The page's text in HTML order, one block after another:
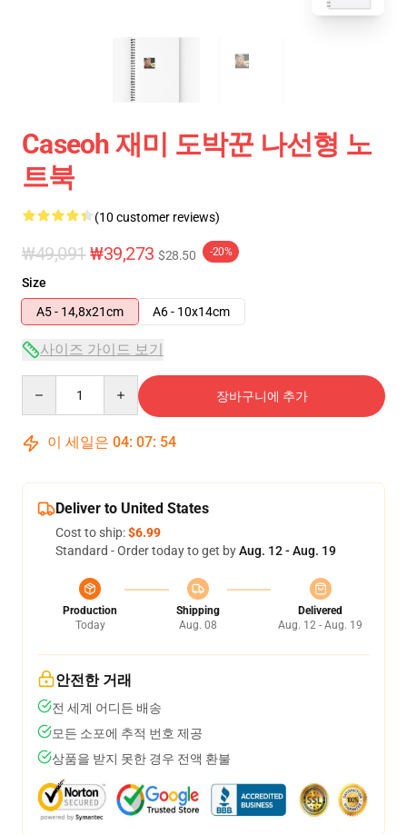
Caseoh 재미 도박꾼 나선형 노
트북
(10 customer reviews)
₩49,091 ₩39,273 $28.50 -20%
Size
A5 - 14,8x21cm
A6 - 10x14cm
사이즈 가이드 보기
장바구니에 추가
이 세일은 04: 07: 54
Deliver to United States
Cost to ship:$6.99
Standard - Order today to get byAug. 12 - Aug. 19
Production
Today
Shipping
Aug. 08
Delivered
Aug. 12 - Aug. 19
안전한 거래
전 세계 어디든 배송
모든 소포에 추적 번호 제공
상품을 받지 못한 경우 전액 환불